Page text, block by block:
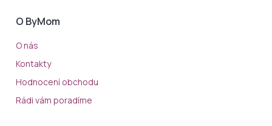
O ByMom
O nás
Kontakty
Hodnocení obchodu
Rádi vám poradíme